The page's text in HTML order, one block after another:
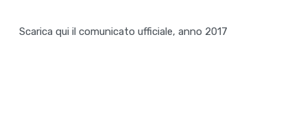
Scarica qui il comunicato ufficiale, anno 2017